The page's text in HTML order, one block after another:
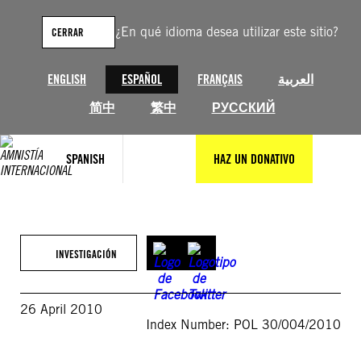
¿En qué idioma desea utilizar este sitio?
ENGLISH ESPAÑOL FRANÇAIS
العربية
简中
繁中 РУССКИЙ
CERRAR
SPANISH HAZ UN DONATIVO
contenido
INVESTIGACIÓN
26 April 2010
Index Number: POL 30/004/2010